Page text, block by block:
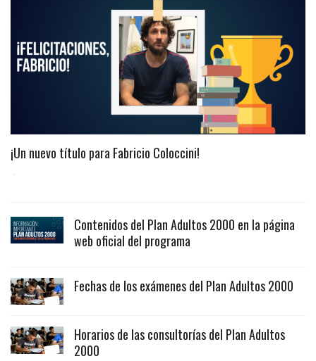
¡Un nuevo título para Fabricio Coloccini!
Contenidos del Plan Adultos 2000 en la página
web oficial del programa
Fechas de los exámenes del Plan Adultos 2000
Horarios de las consultorías del Plan Adultos
2000